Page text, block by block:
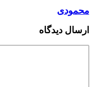
محمودی
ارسال دیدگاه